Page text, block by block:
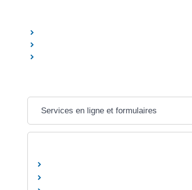
Services en ligne et formulaires